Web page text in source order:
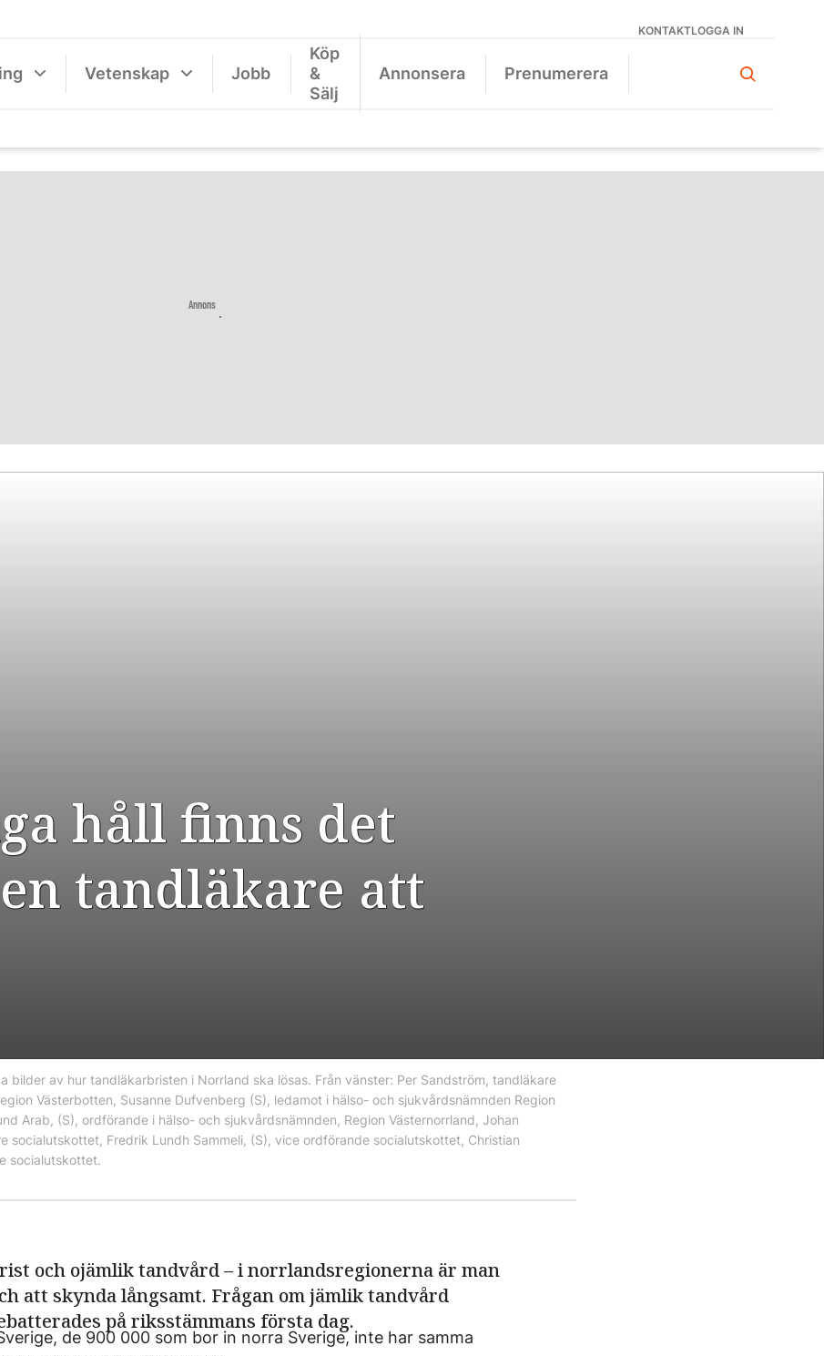
KONTAKTLOGGA IN
Vetenskap Jobb
Köp
&
Sälj
Annonsera Prenumerera
Annons
håll finns det
tandläkare att
bilder av hur tandläkarbristen i Norrland ska lösas. Från vänster: Per Sandström, tandläkare
Västerbotten, Susanne Dufvenberg (S), ledamot i hälso- och sjukvårdsnämnden Region
Arab, (S), ordförande i hälso- och sjukvårdsnämnden, Region Västernorrland, Johan
socialutskottet, Fredrik Lundh Sammeli, (S), vice ordförande socialutskottet, Christian
socialutskottet.
och ojämlik tandvård – i norrlandsregionerna är man
att skynda långsamt. Frågan om jämlik tandvård
på riksstämmans första dag.
de 900 000 som bor in norra Sverige, inte har samma